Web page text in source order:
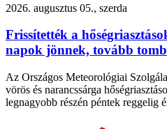
2026. augusztus 05., szerda
Frissítették a
napok jönnek, tovább
Az Országos Meteorológiai
vörös és narancssárga
legnagyobb részén péntek reggelig